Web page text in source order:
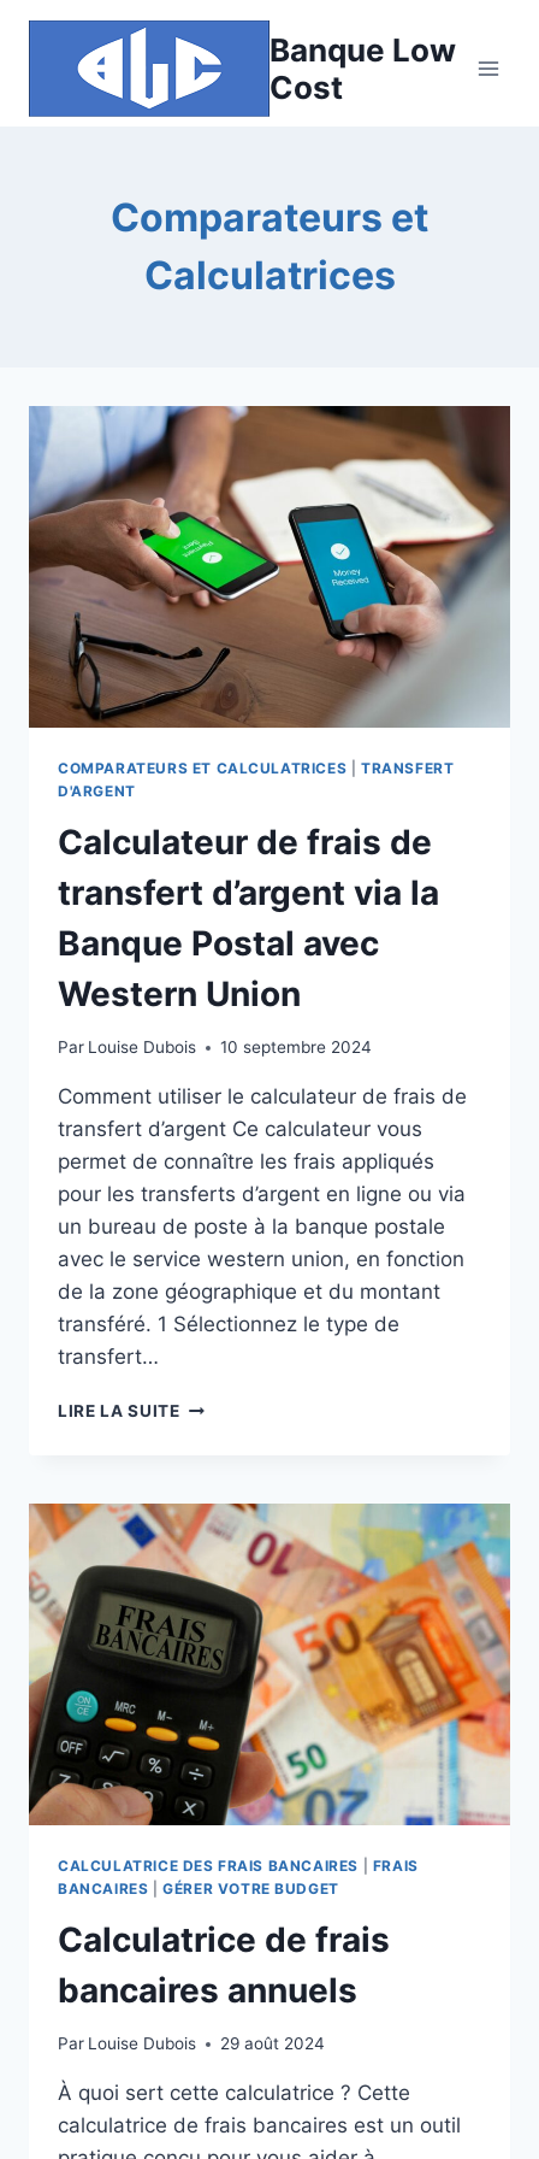
Aller
Banque Low
Cost
Comparateurs et
Calculatrices
COMPARATEURS ET CALCULATRICES |TRANSFERT
D'ARGENT
Calculateur de frais de
transfert d’argent via la
Banque Postal avec
Western Union
Par Louise Dubois 10 septembre 2024
Comment utiliser le calculateur de frais de
transfert d’argent Ce calculateur vous
permet de connaître les frais appliqués
pour les transferts d’argent en ligne ou via
un bureau de poste à la banque postale
avec le service western union, en fonction
de la zone géographique et du montant
transféré. 1 Sélectionnez le type de
transfert…
LIRE LA SUITECALCULATEUR
TRANSFERT
D’ARGENT
VIA
LA
BANQUE
POSTAL
AVEC
WESTERN
CALCULATRICE DES FRAIS BANCAIRES
FRAIS
BANCAIRES |GÉRER VOTRE BUDGET
Calculatrice de frais
bancaires annuels
Par Louise Dubois 29 août 2024
À quoi sert cette calculatrice ? Cette
calculatrice de frais bancaires est un outil